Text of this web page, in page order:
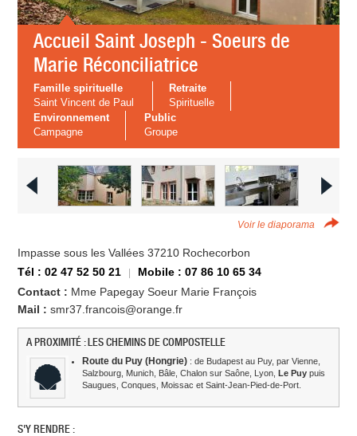
Accueil Saint Joseph - Soeurs de
Marie Réconciliatrice
Famille spirituelle
Saint Vincent de Paul
Retraite
Spirituelle
Environnement
Campagne
Public
Groupe
Voir le diaporama
Impasse sous les Vallées 37210 Rochecorbon
Tél : 02 47 52 50 21
Mobile : 07 86 10 65 34
Contact : Mme Papegay Soeur Marie François
Mail : smr37.francois@orange.fr
A PROXIMITÉ : LES CHEMINS DE COMPOSTELLE
Route du Puy (Hongrie) : de Budapest au Puy, par Vienne,
Salzbourg, Munich, Bâle, Chalon sur Saône, Lyon,Le Puy puis
Saugues, Conques, Moissac et Saint-Jean-Pied-de-Port.
S'Y RENDRE :